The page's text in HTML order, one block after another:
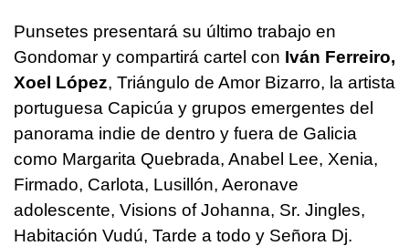
Punsetes presentará su último trabajo en
Gondomar y compartirá cartel con Iván Ferreiro,
Xoel López, Triángulo de Amor Bizarro, la artista
portuguesa Capicúa y grupos emergentes del
panorama indie de dentro y fuera de Galicia
como Margarita Quebrada, Anabel Lee, Xenia,
Firmado, Carlota, Lusillón, Aeronave
adolescente, Visions of Johanna, Sr. Jingles,
Habitación Vudú, Tarde a todo y Señora Dj.